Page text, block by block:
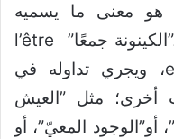
هو معنى ما يسميه
الفينومِنولوجيّون المعاصرون بـ”الكينونة جمعًا” l’être
ensemble /Being together، ويجري تداوله في
أخرى؛ مثل ”العيش
أو”الوجود المعيّ”، أو